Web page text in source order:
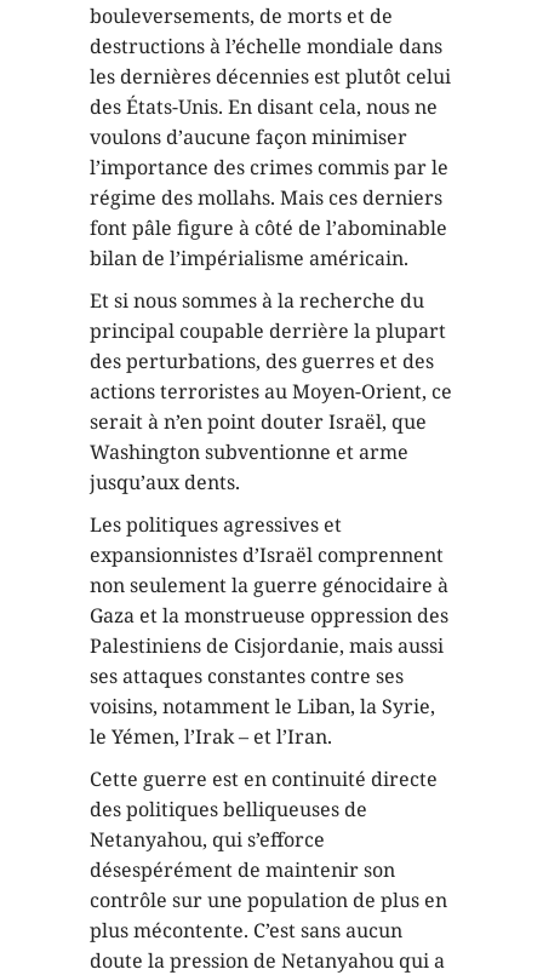
bouleversements, de morts et de
destructions à l’échelle mondiale dans
les dernières décennies est plutôt celui
des États-Unis. En disant cela, nous ne
voulons d’aucune façon minimiser
l’importance des crimes commis par le
régime des mollahs. Mais ces derniers
font pâle figure à côté de l’abominable
bilan de l’impérialisme américain.
Et si nous sommes à la recherche du
principal coupable derrière la plupart
des perturbations, des guerres et des
actions terroristes au Moyen-Orient, ce
serait à n’en point douter Israël, que
Washington subventionne et arme
jusqu’aux dents.
Les politiques agressives et
expansionnistes d’Israël comprennent
non seulement la guerre génocidaire à
Gaza et la monstrueuse oppression des
Palestiniens de Cisjordanie, mais aussi
ses attaques constantes contre ses
voisins, notamment le Liban, la Syrie,
le Yémen, l’Irak – et l’Iran.
Cette guerre est en continuité directe
des politiques belliqueuses de
Netanyahou, qui s’efforce
désespérément de maintenir son
contrôle sur une population de plus en
plus mécontente. C’est sans aucun
doute la pression de Netanyahou qui a